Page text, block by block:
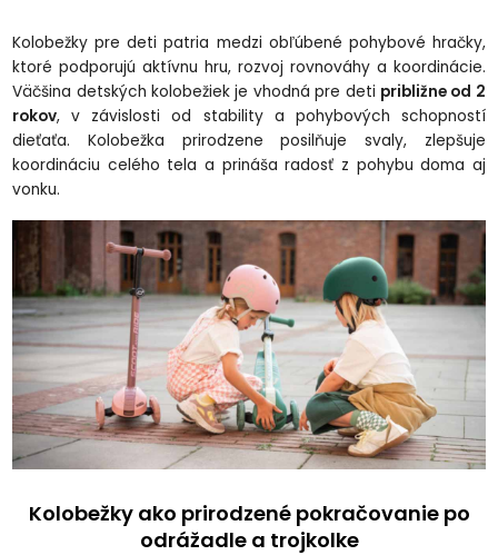
Kolobežky pre deti patria medzi obľúbené pohybové hračky,
ktoré podporujú aktívnu hru, rozvoj rovnováhy a koordinácie.
Väčšina detských kolobežiek je vhodná pre deti približne od 2
rokov, v závislosti od stability a pohybových schopností
dieťaťa. Kolobežka prirodzene posilňuje svaly, zlepšuje
koordináciu celého tela a prináša radosť z pohybu doma aj
vonku.
Kolobežky ako prirodzené pokračovanie po
odrážadle a trojkolke